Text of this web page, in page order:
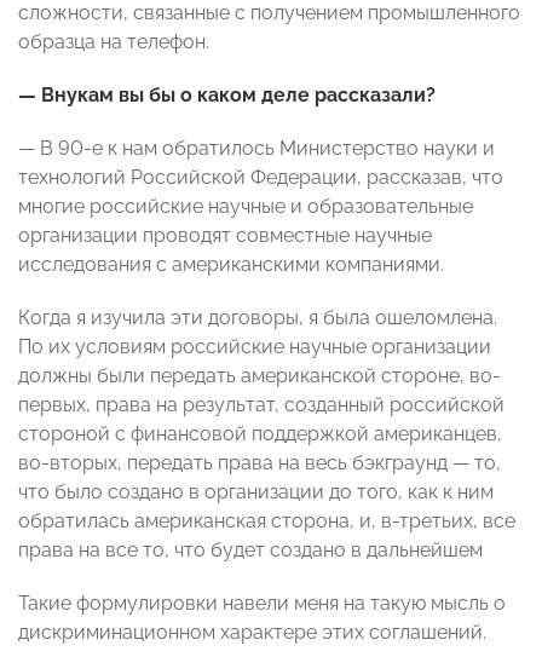
сложности, связанные с получением промышленного
образца на телефон.
— Внукам вы бы о каком деле рассказали?
— В 90-е к нам обратилось Министерство науки и
технологий Российской Федерации, рассказав, что
многие российские научные и образовательные
организации проводят совместные научные
исследования с американскими компаниями.
Когда я изучила эти договоры, я была ошеломлена.
По их условиям российские научные организации
должны были передать американской стороне, во-
первых, права на результат, созданный российской
стороной с финансовой поддержкой американцев,
во-вторых, передать права на весь бэкграунд — то,
что было создано в организации до того, как к ним
обратилась американская сторона, и, в-третьих, все
права на все то, что будет создано в дальнейшем
Такие формулировки навели меня на такую мысль о
дискриминационном характере этих соглашений.